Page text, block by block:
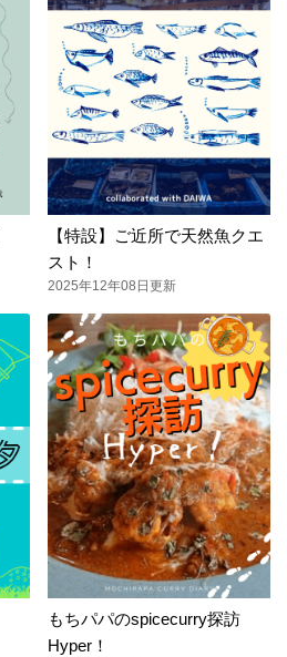
【特設】ご近所で天然魚クエ
スト！
2025年12年08日更新
もちパパのspicecurry探訪
Hyper！